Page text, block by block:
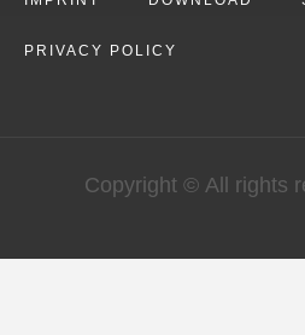
PRIVACY POLICY
Copyright © All rights